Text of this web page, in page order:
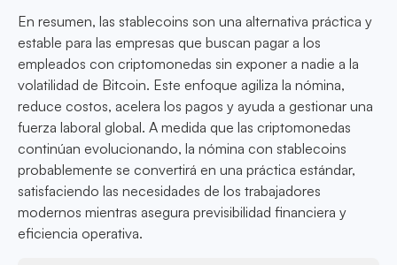
En resumen, las stablecoins son una alternativa práctica y
estable para las empresas que buscan pagar a los
empleados con criptomonedas sin exponer a nadie a la
volatilidad de Bitcoin. Este enfoque agiliza la nómina,
reduce costos, acelera los pagos y ayuda a gestionar una
fuerza laboral global. A medida que las criptomonedas
continúan evolucionando, la nómina con stablecoins
probablemente se convertirá en una práctica estándar,
satisfaciendo las necesidades de los trabajadores
modernos mientras asegura previsibilidad financiera y
eficiencia operativa.